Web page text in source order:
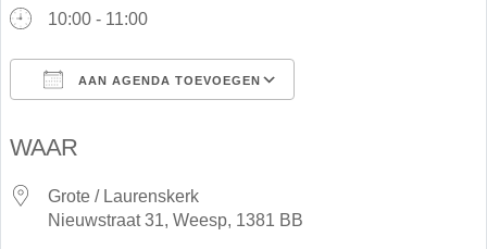
10:00 - 11:00
AAN AGENDA TOEVOEGEN
WAAR
Grote / Laurenskerk
Nieuwstraat 31, Weesp, 1381 BB